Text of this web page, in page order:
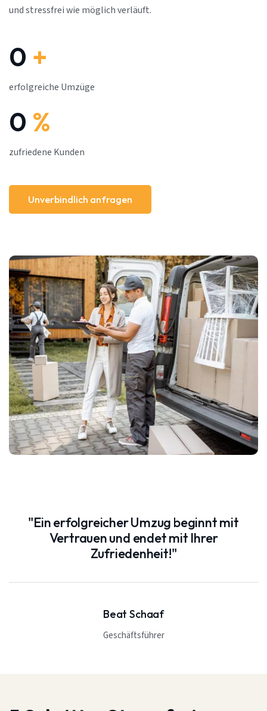
"Ein erfolgreicher Umzug beginnt mit
Vertrauen und endet mit Ihrer
Zufriedenheit!"
Beat Schaaf
Geschäftsführer
und stressfrei wie möglich verläuft.
0 +
erfolgreiche Umzüge
0 %
zufriedene Kunden
Unverbindlich anfragen